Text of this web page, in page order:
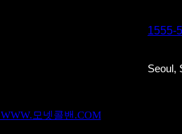
1555-
Seoul,
모넷콜밴.COM